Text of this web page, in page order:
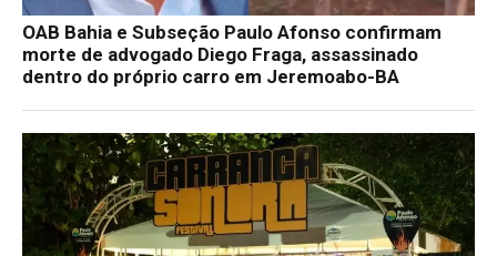
OAB Bahia e Subseção Paulo Afonso confirmam
morte de advogado Diego Fraga, assassinado
dentro do próprio carro em Jeremoabo-BA